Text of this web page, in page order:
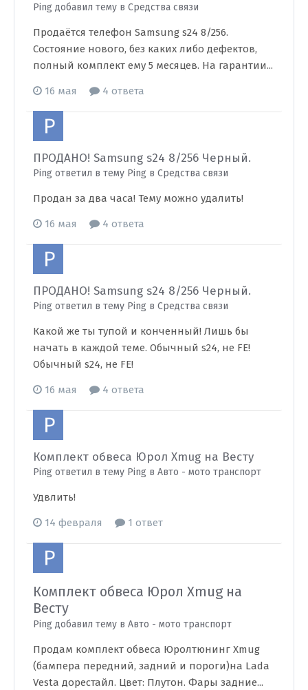
Ping добавил тему в Средства связи
Продаётся телефон Samsung s24 8/256.
Состояние нового, без каких либо дефектов,
полный комплект ему 5 месяцев. На гарантии...
16 мая 4 ответа
ПРОДАНО! Samsung s24 8/256 Черный.
Ping ответил в тему Ping в Средства связи
Продан за два часа! Тему можно удалить!
16 мая 4 ответа
ПРОДАНО! Samsung s24 8/256 Черный.
Ping ответил в тему Ping в Средства связи
Какой же ты тупой и конченный! Лишь бы
начать в каждой теме. Обычный s24, не FE!
Обычный s24, не FE!
16 мая 4 ответа
Комплект обвеса Юрол Xmug на Весту
Ping ответил в тему Ping в Авто - мото транспорт
Удвлить!
14 февраля 1 ответ
Комплект обвеса Юрол Xmug на
Весту
Ping добавил тему в Авто - мото транспорт
Продам комплект обвеса Юролтюнинг Xmug
(бампера передний, задний и пороги)на Lada
Vesta дорестайл. Цвет: Плутон. Фары задние...